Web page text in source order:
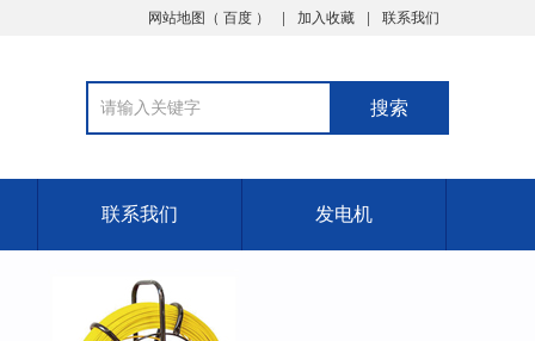
网站地图（ 百度 ） 加入收藏 联系我们
联系我们 发电机